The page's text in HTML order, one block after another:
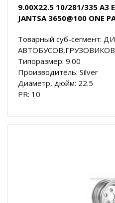
9.00X22.5 10/281/335 A3
JANTSA 3650@100 ONE
Товарный суб-сегмент:
АВТОБУСОВ,ГРУЗОВИКОВ
Типоразмер: 9.00
Производитель: Silver
Диаметр, дюйм: 22.5
PR: 10